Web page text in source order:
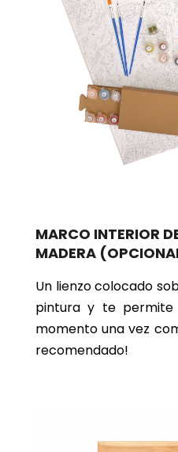
MARCO INTERIOR
MADERA
Un lienzo colocado
pintura y te
momento una vez
recomendado!